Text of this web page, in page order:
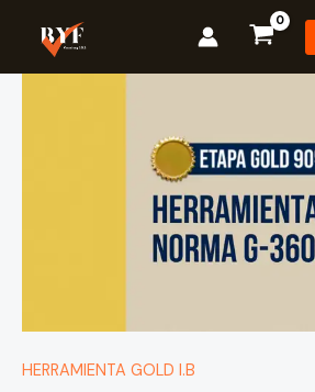
contenido
HERRAMIENTA GOLD I.B